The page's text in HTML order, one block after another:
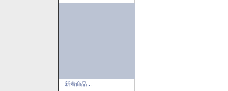
新着商品...